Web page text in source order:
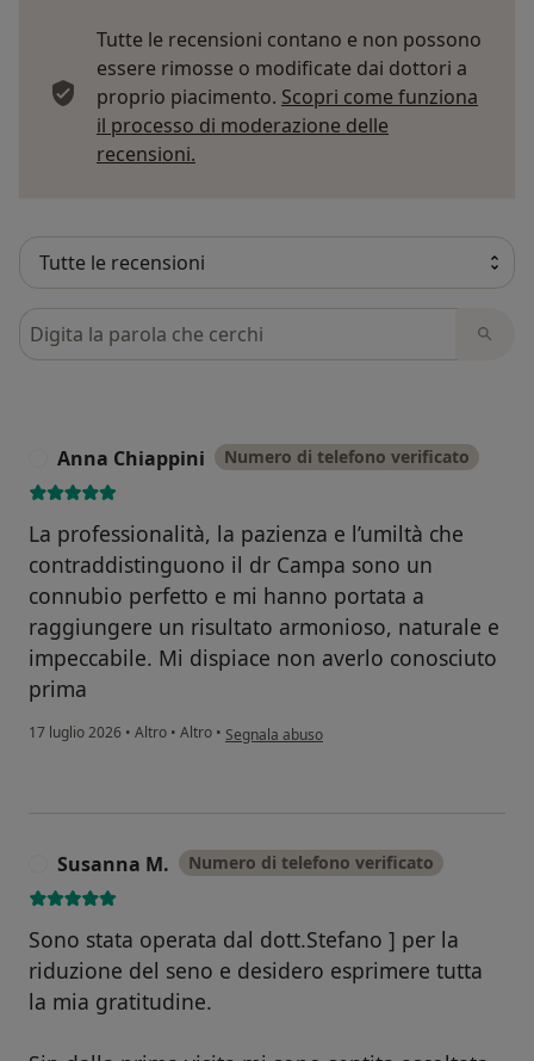
Tutte le recensioni contano e non possono
essere rimosse o modificate dai dottori a
proprio piacimento. Scopri come funziona
il processo di moderazione delle
recensioni.
Cerca nelle recensioni
Anna Chiappini Numero di telefono verificato
La professionalità, la pazienza e l’umiltà che
contraddistinguono il dr Campa sono un
connubio perfetto e mi hanno portata a
raggiungere un risultato armonioso, naturale e
impeccabile. Mi dispiace non averlo conosciuto
prima
17 luglio 2026 • Altro • Altro • secondo l'opinione dell'utente Anna Chiappini
Segnala abuso
Susanna M. Numero di telefono verificato
Sono stata operata dal dott.Stefano ] per la
riduzione del seno e desidero esprimere tutta
la mia gratitudine.